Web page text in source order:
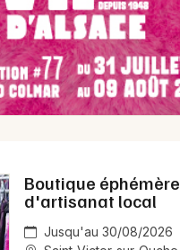
Boutique éphémère
d'artisanat local
Jusqu'au 30/08/2026